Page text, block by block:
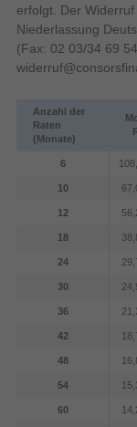
erfolgt. Der
Niederlassung
(Fax: 02 03/34 69
Anzahl der
Raten
(Monate)
6
10
12
18
24
30
36
42
48
54
60